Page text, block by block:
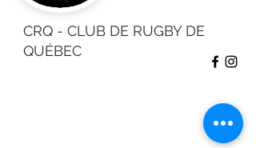
CRQ - CLUB DE RUGBY DE
QUÉBEC